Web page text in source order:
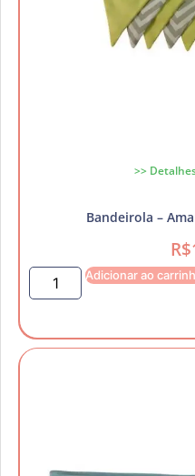
>>
Bandeirola –
R$
Adicionar ao